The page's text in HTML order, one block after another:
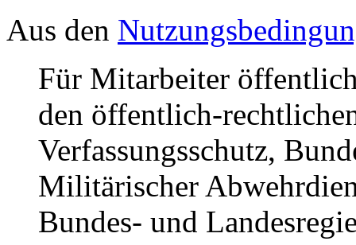
Aus den
Für Mitarbeiter
den öffentlich-
Verfassungsschutz,
Militärischer
Bundes- und